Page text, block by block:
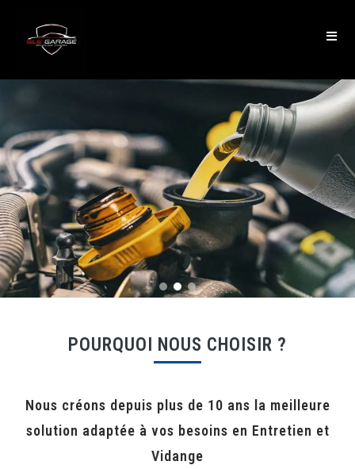
POURQUOI NOUS CHOISIR ?
Nous créons depuis plus de 10 ans la meilleure
solution adaptée à vos besoins en Entretien et
Vidange